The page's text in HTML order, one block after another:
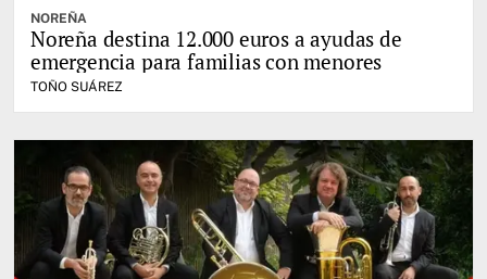
NOREÑA
Noreña destina 12.000 euros a ayudas de
emergencia para familias con menores
TOÑO SUÁREZ